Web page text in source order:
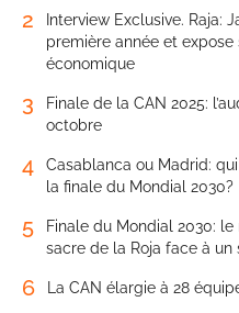
2
Interview Exclusive. Raja:
première année et
économique
3
Finale de la CAN 2025:
octobre
4
Casablanca ou Madrid:
la finale du Mondial 2030?
5
Finale du Mondial 2030:
sacre de la Roja face à
6 La CAN élargie à 28